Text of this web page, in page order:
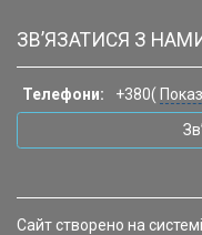
ЗВ’ЯЗАТИСЯ З
Телефони: +380(
Сайт створено на